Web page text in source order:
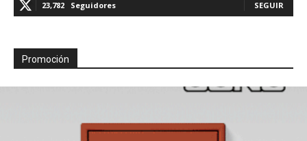
23,782 Seguidores SEGUIR
Promoción